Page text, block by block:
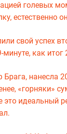
голевых
естественно
свой успех
как итог
нанесла
«горняки»
идеальный